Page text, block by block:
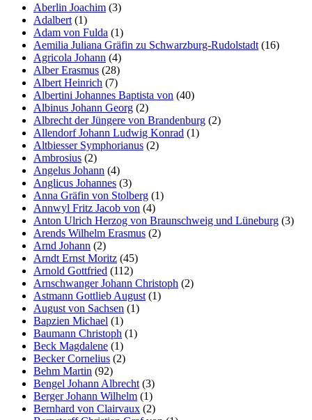
Aberlin Joachim (3)
Adalbert (1)
Adam von Fulda (1)
Aemilia Juliana Gräfin zu Schwarzburg-Rudolstadt (16)
Agricola Johann (4)
Alber Erasmus (28)
Albert Heinrich (7)
Albertini Johannes Baptista von (40)
Albinus Johann Georg (2)
Albrecht der Jüngere von Brandenburg (2)
Allendorf Johann Ludwig Konrad (1)
Altbiesser Symphorianus (2)
Ambrosius (2)
Angelus Johann (4)
Anglicus Johannes (3)
Anna Gräfin von Stolberg (1)
Annwyl Fritz Jacob von (4)
Anton Ulrich Herzog von Braunschweig und Lüneburg (3)
Arends Wilhelm Erasmus (2)
Arnd Johann (2)
Arndt Ernst Moritz (45)
Arnold Gottfried (112)
Arnschwanger Johann Christoph (2)
Astmann Gottlieb August (1)
August von Sachsen (1)
Bapzien Michael (1)
Baumann Christoph (1)
Beck Magdalene (1)
Becker Cornelius (2)
Behm Martin (92)
Bengel Johann Albrecht (3)
Berger Johann Wilhelm (1)
Bernhard von Clairvaux (2)